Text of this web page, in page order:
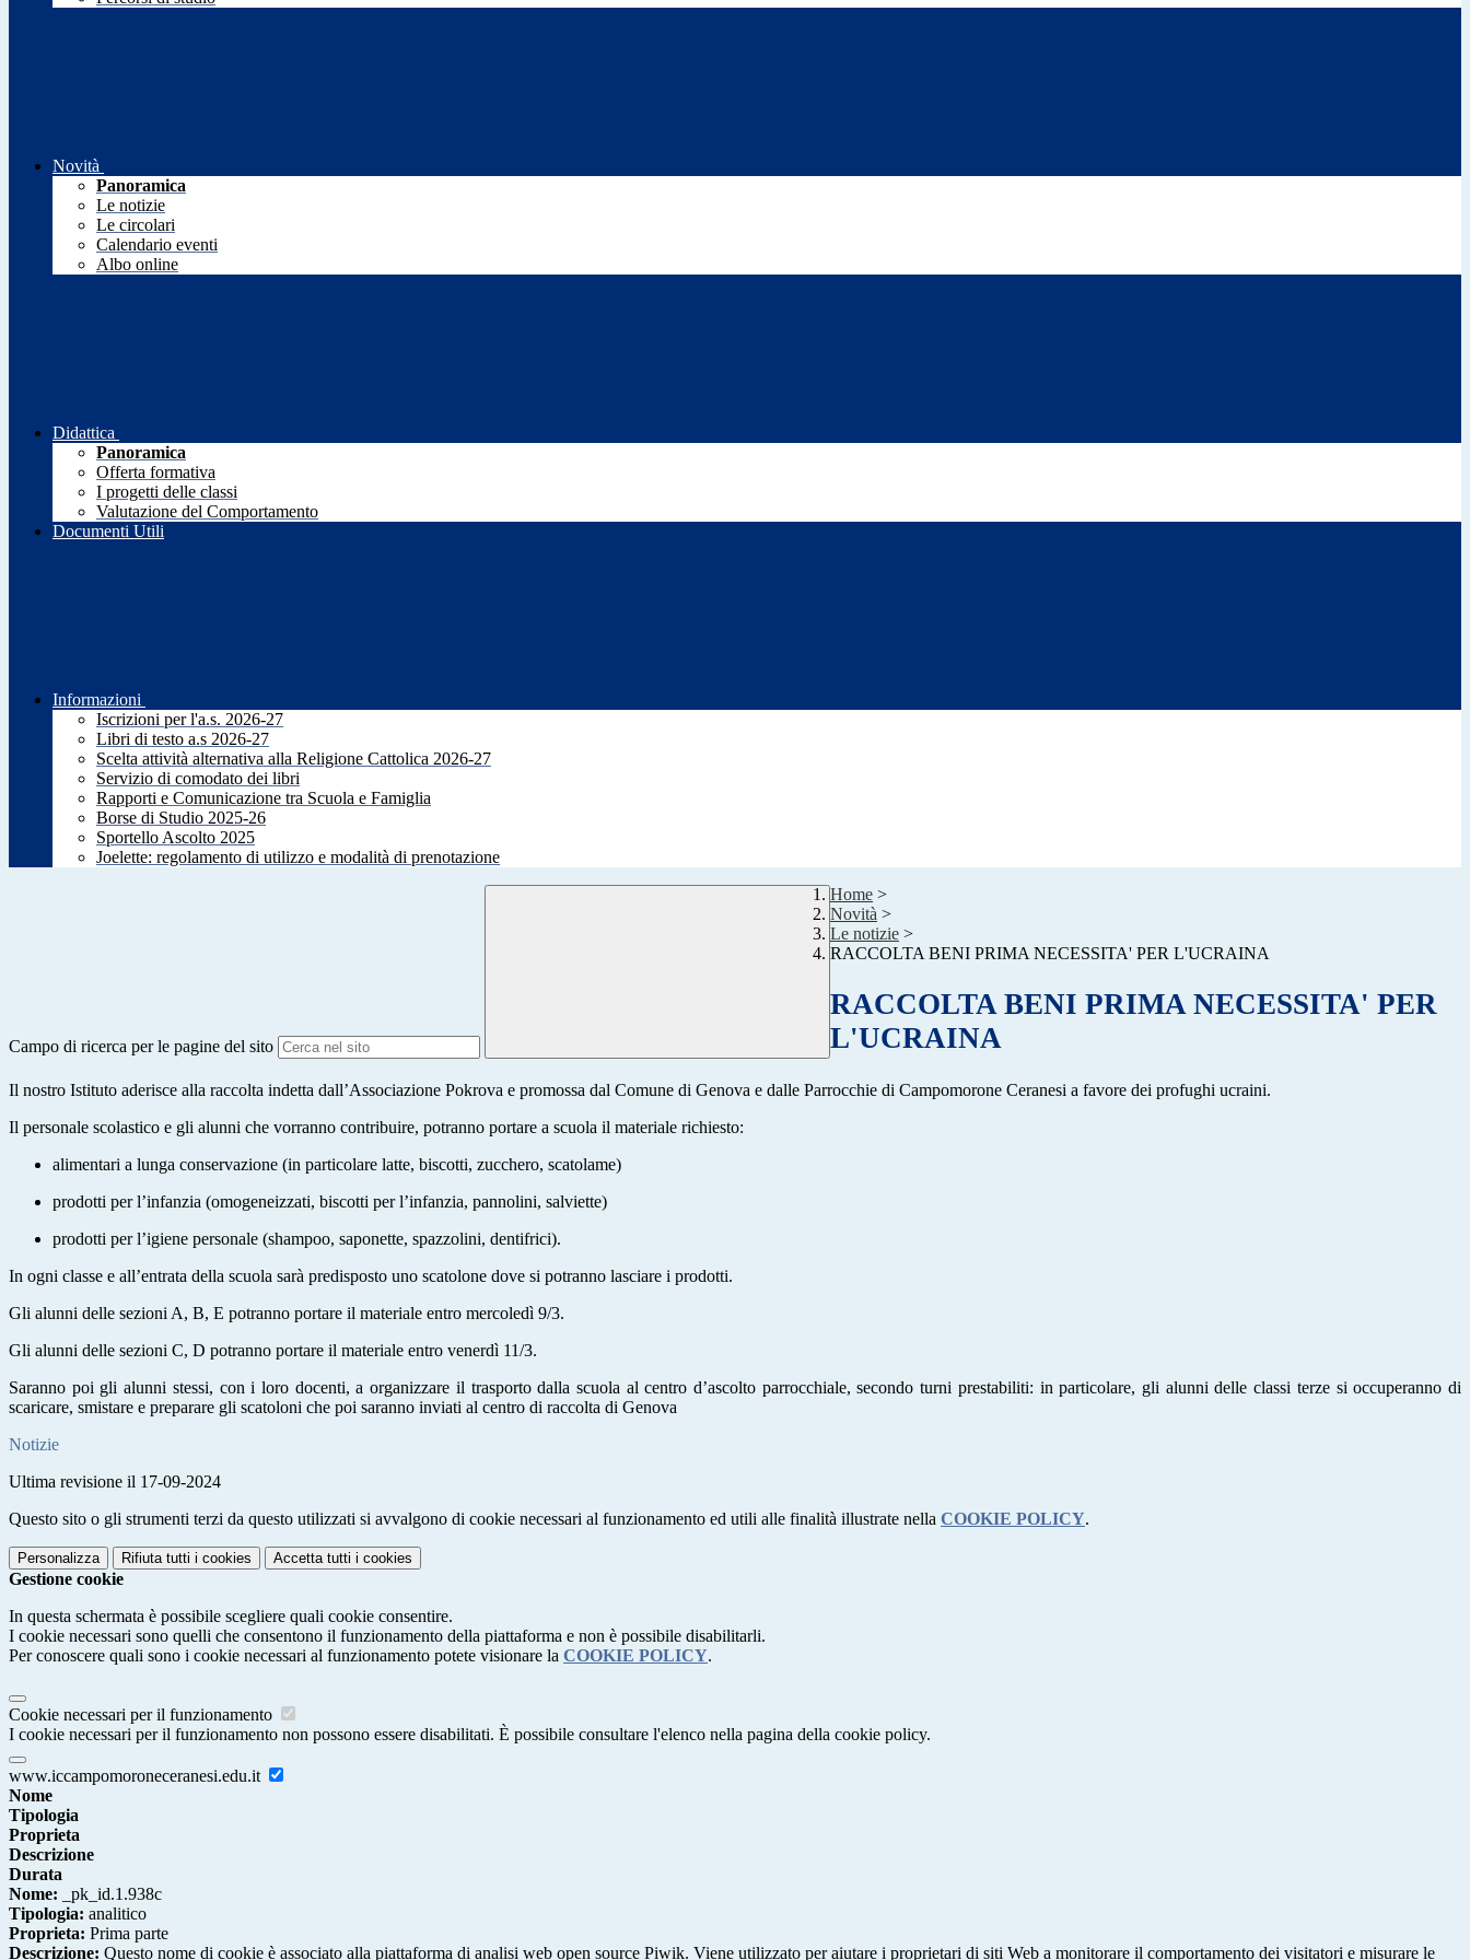
Novità
Panoramica
Le notizie
Le circolari
Calendario eventi
Albo online
Didattica
Panoramica
Offerta formativa
I progetti delle classi
Valutazione del Comportamento
Documenti Utili
Informazioni
Iscrizioni per l'a.s. 2026-27
Libri di testo a.s 2026-27
Scelta attività alternativa alla Religione Cattolica 2026-27
Servizio di comodato dei libri
Rapporti e Comunicazione tra Scuola e Famiglia
Borse di Studio 2025-26
Sportello Ascolto 2025
Joelette: regolamento di utilizzo e modalità di prenotazione
Campo di ricerca per le pagine del sito
Home >
Novità >
Le notizie >
RACCOLTA BENI PRIMA NECESSITA' PER L'UCRAINA
RACCOLTA BENI PRIMA NECESSITA' PER
L'UCRAINA
Il nostro Istituto aderisce alla raccolta indetta dall’Associazione Pokrova e promossa dal Comune di Genova e dalle Parrocchie di Campomorone Ceranesi a favore dei profughi ucraini.
Il personale scolastico e gli alunni che vorranno contribuire, potranno portare a scuola il materiale richiesto:
alimentari a lunga conservazione (in particolare latte, biscotti, zucchero, scatolame)
prodotti per l’infanzia (omogeneizzati, biscotti per l’infanzia, pannolini, salviette)
prodotti per l’igiene personale (shampoo, saponette, spazzolini, dentifrici).
In ogni classe e all’entrata della scuola sarà predisposto uno scatolone dove si potranno lasciare i prodotti.
Gli alunni delle sezioni A, B, E potranno portare il materiale entro mercoledì 9/3.
Gli alunni delle sezioni C, D potranno portare il materiale entro venerdì 11/3.
Saranno poi gli alunni stessi, con i loro docenti, a organizzare il trasporto dalla scuola al centro d’ascolto parrocchiale, secondo turni prestabiliti: in particolare, gli alunni delle classi terze si occuperanno di
scaricare, smistare e preparare gli scatoloni che poi saranno inviati al centro di raccolta di Genova
Notizie
Ultima revisione il 17-09-2024
Questo sito o gli strumenti terzi da questo utilizzati si avvalgono di cookie necessari al funzionamento ed utili alle finalità illustrate nella COOKIE POLICY.
Personalizza Rifiuta tutti i cookies Accetta tutti i cookies
Gestione cookie
In questa schermata è possibile scegliere quali cookie consentire.
I cookie necessari sono quelli che consentono il funzionamento della piattaforma e non è possibile disabilitarli.
Per conoscere quali sono i cookie necessari al funzionamento potete visionare la COOKIE POLICY.
Cookie necessari per il funzionamento
I cookie necessari per il funzionamento non possono essere disabilitati. È possibile consultare l'elenco nella pagina della cookie policy.
www.iccampomoroneceranesi.edu.it
Nome
Tipologia
Proprieta
Descrizione
Durata
Nome: _pk_id.1.938c
Tipologia: analitico
Proprieta: Prima parte
Descrizione: Questo nome di cookie è associato alla piattaforma di analisi web open source Piwik. Viene utilizzato per aiutare i proprietari di siti Web a monitorare il comportamento dei visitatori e misurare le